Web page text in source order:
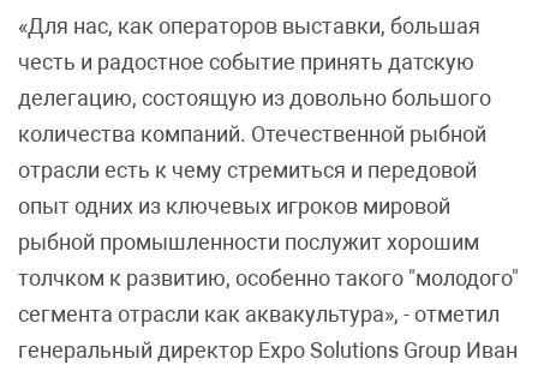
«Для нас, как операторов выставки, большая
честь и радостное событие принять датскую
делегацию, состоящую из довольно большого
количества компаний. Отечественной рыбной
отрасли есть к чему стремиться и передовой
опыт одних из ключевых игроков мировой
рыбной промышленности послужит хорошим
толчком к развитию, особенно такого "молодого"
сегмента отрасли как аквакультура», - отметил
генеральный директор Expo Solutions Group Иван